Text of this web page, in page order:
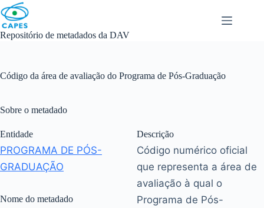
Skip
to
content
Repositório de metadados da DAV
Código da área de avaliação do Programa de Pós-Graduação
Sobre o metadado
Entidade
PROGRAMA DE PÓS-
GRADUAÇÃO
Nome do metadado
Descrição
Código numérico oficial
que representa a área de
avaliação à qual o
Programa de Pós-